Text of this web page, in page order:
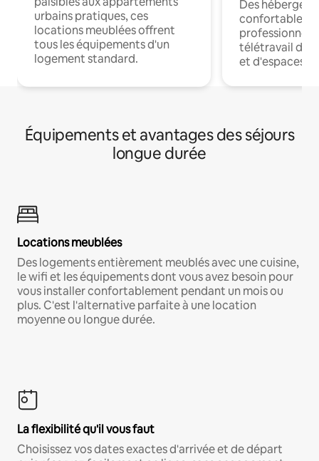
urbains pratiques, ces
locations meublées offrent
tous les équipements d'un
logement standard.
Des
confortables
professionnels
télétravail
et d'espaces
Équipements et avantages des séjours
longue durée
Locations meublées
Des logements entièrement meublés avec une cuisine,
le wifi et les équipements dont vous avez besoin pour
vous installer confortablement pendant un mois ou
plus. C'est l'alternative parfaite à une location
moyenne ou longue durée.
La flexibilité qu'il vous faut
Choisissez vos dates exactes d'arrivée et de départ